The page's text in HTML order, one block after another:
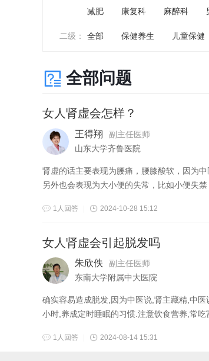
减肥
康复科 麻醉科
药剂科
整形美容科
二级： 全部 保健养生 儿童保健
全部问题
女人肾虚会怎样？
王得翔
副主任医师
山东大学齐鲁医院
肾虚的话主要表现为腰痛，腰膝酸软，因为
另外也会表现为大小便的失常，比如小便失
1人回答 2024-10-28 15:12
女人肾虚会引起脱发吗
朱欣佚
副主任医师
东南大学附属中大医院
确实容易造成脱发,因为中医说,肾主藏精,中
小时,养成定时睡眠的习惯.注意饮食营养,常吃
1人回答 2024-08-14 15:31